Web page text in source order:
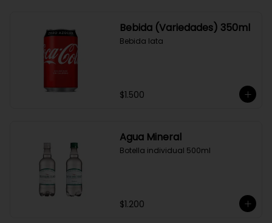
Bebida (Variedades) 350ml
Bebida lata
$1.500
Agua Mineral
Botella individual 500ml
$1.200